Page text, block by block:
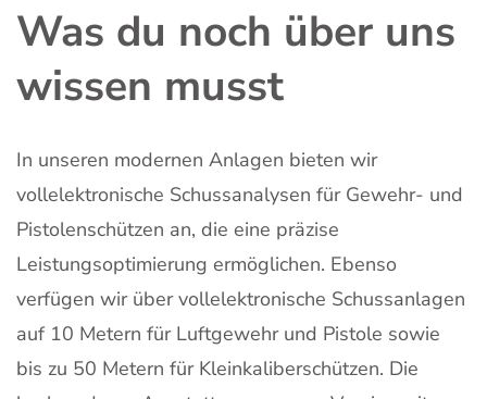
Was du noch über uns
wissen musst
In unseren modernen Anlagen bieten wir
vollelektronische Schussanalysen für Gewehr- und
Pistolenschützen an, die eine präzise
Leistungsoptimierung ermöglichen. Ebenso
verfügen wir über vollelektronische Schussanlagen
auf 10 Metern für Luftgewehr und Pistole sowie
bis zu 50 Metern für Kleinkaliberschützen. Die